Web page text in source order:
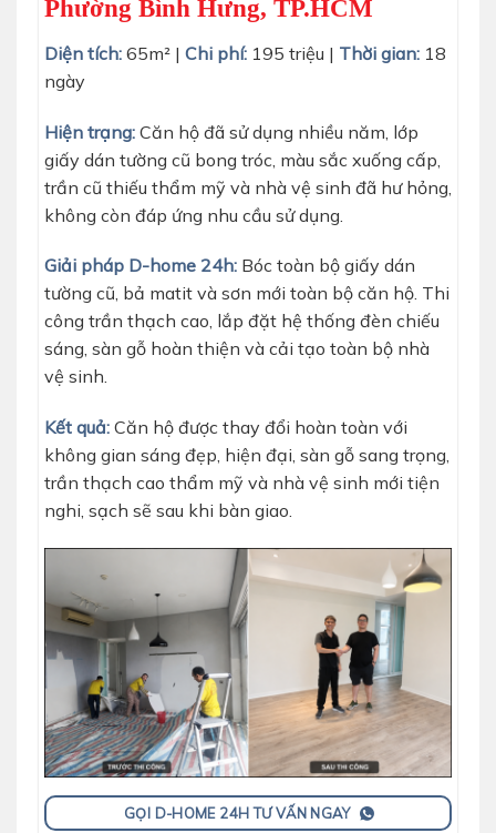
Phường Bình Hưng, TP.HCM
Diện tích: 65m² | Chi phí: 195 triệu | Thời gian: 18
ngày
Hiện trạng: Căn hộ đã sử dụng nhiều năm, lớp
giấy dán tường cũ bong tróc, màu sắc xuống cấp,
trần cũ thiếu thẩm mỹ và nhà vệ sinh đã hư hỏng,
không còn đáp ứng nhu cầu sử dụng.
Giải pháp D-home 24h: Bóc toàn bộ giấy dán
tường cũ, bả matit và sơn mới toàn bộ căn hộ. Thi
công trần thạch cao, lắp đặt hệ thống đèn chiếu
sáng, sàn gỗ hoàn thiện và cải tạo toàn bộ nhà
vệ sinh.
Kết quả: Căn hộ được thay đổi hoàn toàn với
không gian sáng đẹp, hiện đại, sàn gỗ sang trọng,
trần thạch cao thẩm mỹ và nhà vệ sinh mới tiện
nghi, sạch sẽ sau khi bàn giao.
GỌI D-HOME 24H TƯ VẤN NGAY